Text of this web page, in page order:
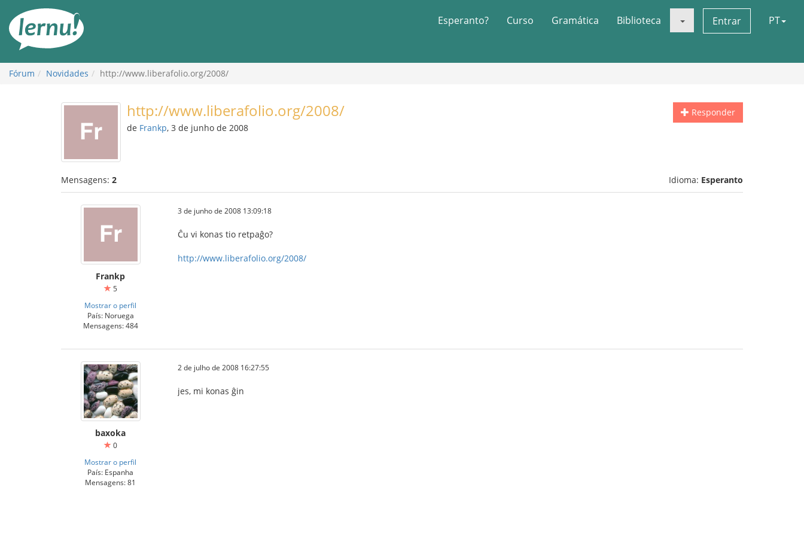
conteúdo
Esperanto? Curso Gramática Biblioteca Entrar PT
Fórum Novidades http://www.liberafolio.org/2008/
Responder
http://www.liberafolio.org/2008/
de Frankp, 3 de junho de 2008
Mensagens: 2 Idioma: Esperanto
Frankp
5
Mostrar o perfil
País: Noruega
Mensagens: 484
3 de junho de 2008 13:09:18
Ĉu vi konas tio retpaĝo?
http://www.liberafolio.org/2008/
baxoka
0
Mostrar o perfil
País: Espanha
Mensagens: 81
2 de julho de 2008 16:27:55
jes, mi konas ĝin